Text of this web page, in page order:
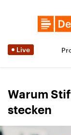
Live
Warum
stecken